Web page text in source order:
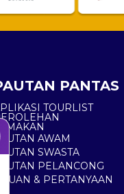
PANTAS
TOURLIST
AWAM
SWASTA
PELANCONG
& PERTANYAAN